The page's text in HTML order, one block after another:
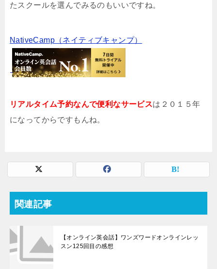
たスクールを選んでみるのもいいですね。
NativeCamp（ネイティブキャンプ）
リアルタイム予約なんで便利なサービスは２０１５年
になってからですもんね。
関連記事
【オンライン英会話】ワンズワードオンラインレッ
スン125回目の感想